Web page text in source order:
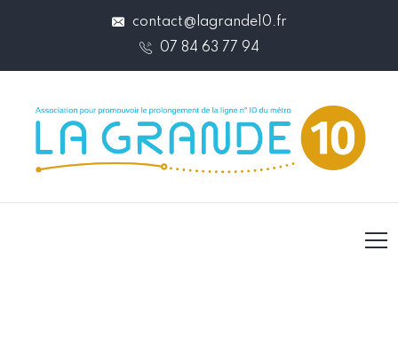
contact@lagrande10.fr
07 84 63 77 94